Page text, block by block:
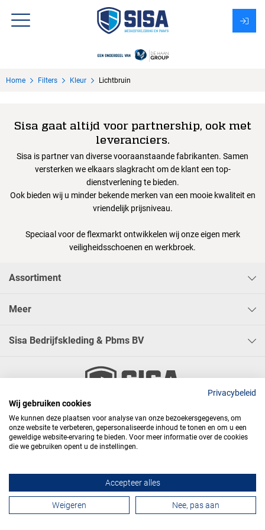
Over Sisa
Home Filters Kleur Lichtbruin
Sisa gaat altijd voor partnership, ook met
leveranciers.
Sisa is partner van diverse vooraanstaande fabrikanten. Samen
versterken we elkaars slagkracht om de klant een top-
dienstverlening te bieden.
Ook bieden wij u minder bekende merken van een mooie kwaliteit en
vriendelijk prijsniveau.
Speciaal voor de flexmarkt ontwikkelen wij onze eigen merk
veiligheidsschoenen en werkbroek.
Assortiment
Meer
Sisa Bedrijfskleding & Pbms BV
   
Contactformulier
Privacybeleid
Wij gebruiken cookies
We kunnen deze plaatsen voor analyse van onze bezoekersgegevens, om
onze website te verbeteren, gepersonaliseerde inhoud te tonen en om u een
geweldige website-ervaring te bieden. Voor meer informatie over de cookies
die we gebruiken opent u de instellingen.
Accepteer alles
Weigeren Nee, pas aan